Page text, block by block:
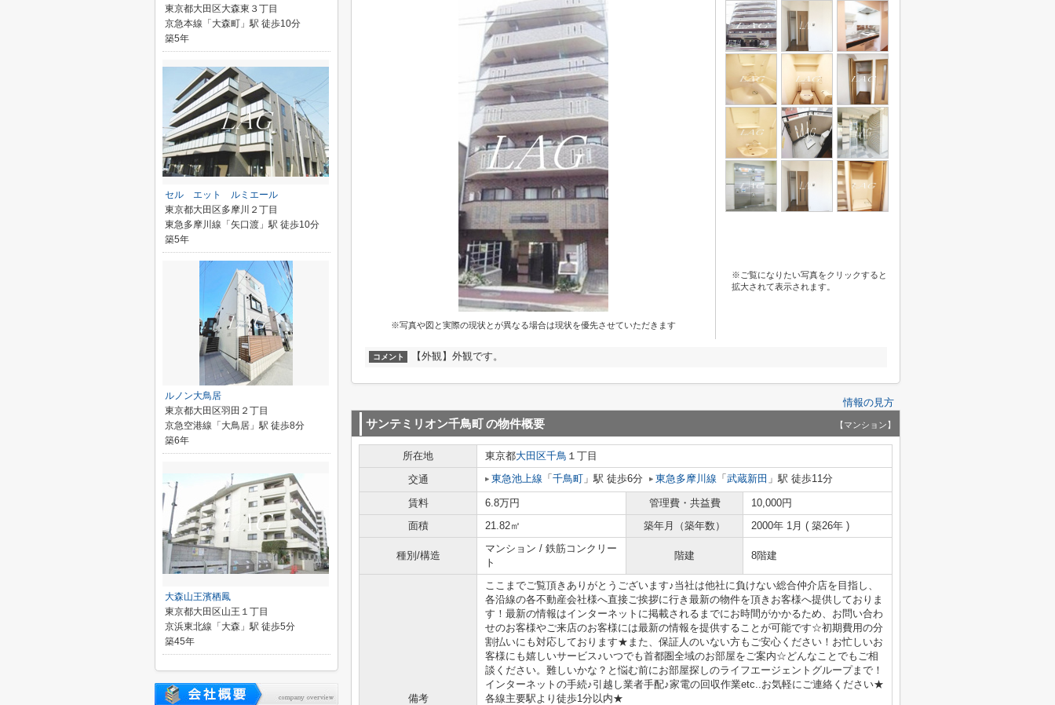
※写真や図と実際の現状とが異なる場合は現状を優先させていただきます
※ご覧になりたい写真をクリックすると
拡大されて表示されます。
コメント 【外観】外観です。
情報の見方
サンテミリオン千鳥町の物件概要 【マンション】
所在地 東京都大田区千鳥 １丁目
交通
東急池上線 「 千鳥町 」駅 徒歩6分 東急多摩川線 「 武蔵新田 」駅 徒歩11分
賃料 6.8万円 管理費・共益費
10,000円
面積
21.82㎡ 築年月（築年数） 2000年 1月 ( 築26年 )
種別/構造
マンション / 鉄筋コンクリー
ト
階建 8階建
備考
ここまでご覧頂きありがとうございます♪当社は他社に負けない総合仲介店を目指し、
各沿線の各不動産会社様へ直接ご挨拶に行き最新の物件を頂きお客様へ提供しておりま
す！最新の情報はインターネットに掲載されるまでにお時間がかかるため、お問い合わ
せのお客様やご来店のお客様には最新の情報を提供することが可能です☆初期費用の分
割払いにも対応しております★また、保証人のいない方もご安心ください！お忙しいお
客様にも嬉しいサービス♪いつでも首都圏全域のお部屋をご案内☆どんなことでもご相
談ください。難しいかな？と悩む前にお部屋探しのライフエージェントグループまで！
インターネットの手続♪引越し業者手配♪家電の回収作業etc..お気軽にご連絡ください★
各線主要駅より徒歩1分以内★
東京都大田区大森東３丁目
京急本線「大森町」駅 徒歩10分
築5年
セル エット ルミエール
東京都大田区多摩川２丁目
東急多摩川線「矢口渡」駅 徒歩10分
築5年
ルノン大鳥居
東京都大田区羽田２丁目
京急空港線「大鳥居」駅 徒歩8分
築6年
大森山王濱栖鳳
東京都大田区山王１丁目
京浜東北線「大森」駅 徒歩5分
築45年